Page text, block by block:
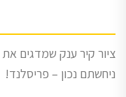
ציור קיר ענק שמדגים
ניחשתם נכון – פריסלנד!